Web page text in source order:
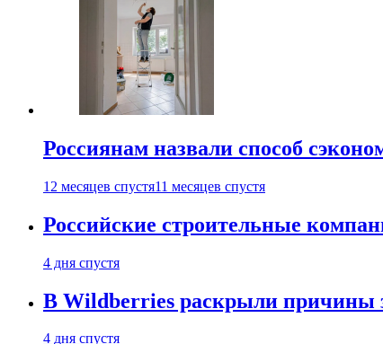
Россиянам назвали способ
12 месяцев спустя11 месяцев спустя
Российские строительные
4 дня спустя
В Wildberries раскрыли причины
4 дня спустя